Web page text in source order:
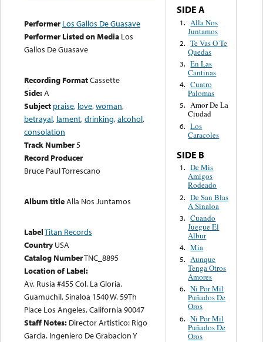
Performer Los Gallos De Guasave
Performer Listed on Media Los
Gallos De Guasave
Recording FormatCassette
Side:A
Subject praise, love,woman,
betrayal, lament,drinking,alcohol,
consolation
Track Number5
Record Producer
Bruce Paul Torrescano
Album titleAlla Nos Juntamos
LabelTitan Records
Country USA
Catalog NumberTNC_8895
Location of Label:
Av. Rusia #455 Col. La Gloria.
Guamuchil, Sinaloa 1540 W. 59Th
Place Los Angeles, California 90047
Staff Notes: Director Artistico: Rigo
Garcia. Ingeniero De Grabacion Y
SIDE A
1. Alla Nos
Juntamos
2. Te Vas O Te
Quedas
3. En Las
Cantinas
4. Cuatro
Palomas
5. Amor De La
Ciudad
6. Los
Caracoles
SIDE B
1. De Mis
Amigos
Rodeado
2. De San Blas
A Sinaloa
3. Cuando
Juegue El
Albur
4. Mia
5. Aunque
Tenga Otros
Amores
6. Ni Por Mil
Puñados De
Oros
6. Ni Por Mil
Puñados De
Oros